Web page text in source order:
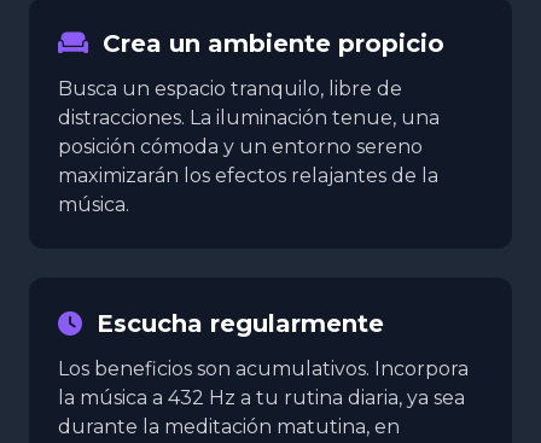
Crea un ambiente propicio
Busca un espacio tranquilo, libre de
distracciones. La iluminación tenue, una
posición cómoda y un entorno sereno
maximizarán los efectos relajantes de la
música.
Escucha regularmente
Los beneficios son acumulativos. Incorpora
la música a 432 Hz a tu rutina diaria, ya sea
durante la meditación matutina, en